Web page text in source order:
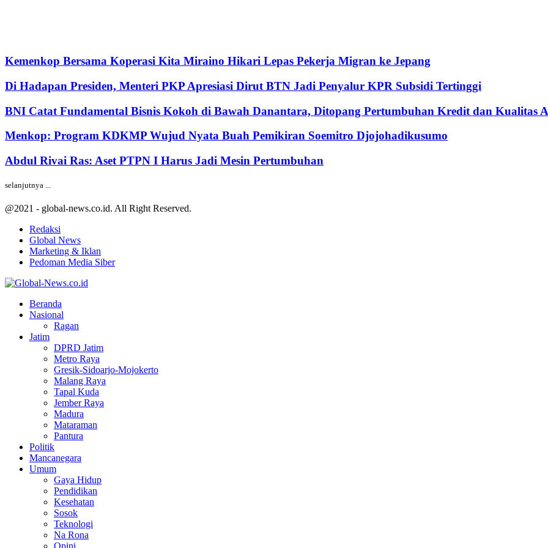
Kemenkop Bersama Koperasi Kita Miraino Hikari Lepas Pekerja Migran ke Jepang
Di Hadapan Presiden, Menteri PKP Apresiasi Dirut BTN Jadi Penyalur KPR Subsidi Tertinggi
BNI Catat Fundamental Bisnis Kokoh di Bawah Danantara, Ditopang Pertumbuhan Kredit dan Kualitas
Menkop: Program KDKMP Wujud Nyata Buah Pemikiran Soemitro Djojohadikusumo
Abdul Rivai Ras: Aset PTPN I Harus Jadi Mesin Pertumbuhan
selanjutnya ...
@2021 - global-news.co.id. All Right Reserved.
Redaksi
Global News
Marketing & Iklan
Pedoman Media Siber
Beranda
Nasional
Ragan
Jatim
DPRD Jatim
Metro Raya
Gresik-Sidoarjo-Mojokerto
Malang Raya
Tapal Kuda
Jember Raya
Madura
Mataraman
Pantura
Politik
Mancanegara
Umum
Gaya Hidup
Pendidikan
Kesehatan
Sosok
Teknologi
Na Rona
Opini